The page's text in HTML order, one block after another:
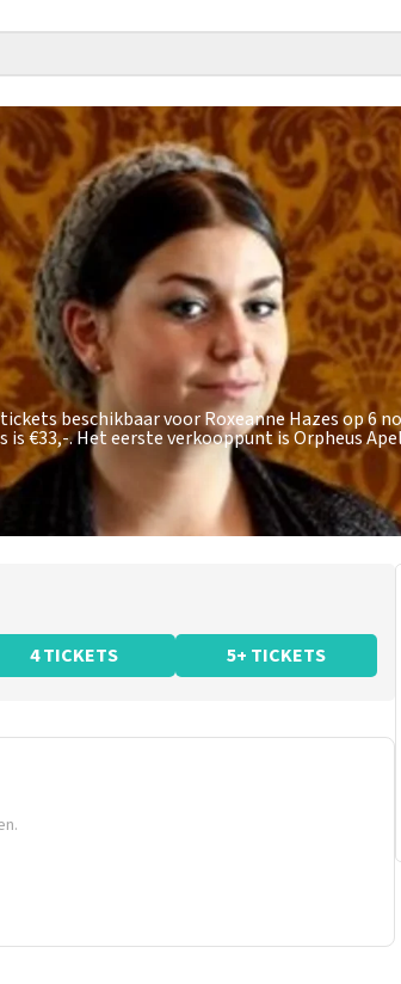
beschikbaar voor Roxeanne Hazes op 6
is€33,-. Het eerste verkooppunt is Orpheus
4 TICKETS 5+ TICKETS